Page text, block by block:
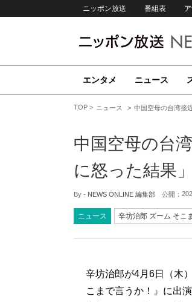
ニッポン放送 番組表
エンタメ ニュース
TOP ニュース 中国空母の台湾接
中国空母の台
に怒った結果
By - NEWS ONLINE 編集部 公開：
ニュース 辛坊治郎 ズーム そこ
辛坊治郎が4月6日（木
こまで言うか！』に出